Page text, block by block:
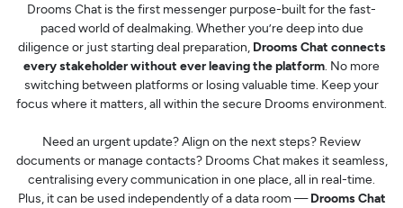
Drooms Chat is the first messenger purpose-built for the fast-
paced world of dealmaking. Whether you’re deep into due
diligence or just starting deal preparation, Drooms Chat connects
every stakeholder without ever leaving the platform. No more
switching between platforms or losing valuable time. Keep your
focus where it matters, all within the secure Drooms environment.
Need an urgent update? Align on the next steps? Review
documents or manage contacts? Drooms Chat makes it seamless,
centralising every communication in one place, all in real-time.
Plus, it can be used independently of a data room —Drooms Chat